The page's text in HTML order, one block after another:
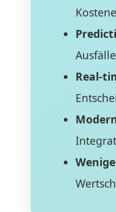
Ausfälle
Real-